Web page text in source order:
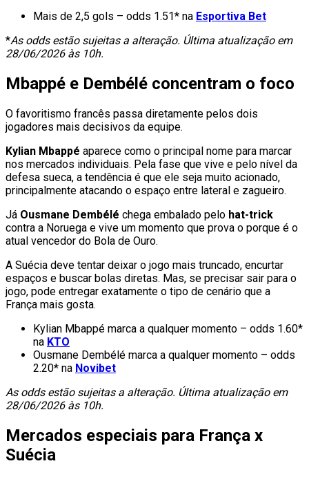
Mais de 2,5 gols – odds 1.51* na Esportiva Bet
*As odds estão sujeitas a alteração. Última atualização em
28/06/2026 às 10h.
Mbappé e Dembélé concentram o foco
O favoritismo francês passa diretamente pelos dois
jogadores mais decisivos da equipe.
Kylian Mbappé aparece como o principal nome para marcar
nos mercados individuais. Pela fase que vive e pelo nível da
defesa sueca, a tendência é que ele seja muito acionado,
principalmente atacando o espaço entre lateral e zagueiro.
Já Ousmane Dembélé chega embalado pelo hat-trick
contra a Noruega e vive um momento que prova o porque é o
atual vencedor do Bola de Ouro.
A Suécia deve tentar deixar o jogo mais truncado, encurtar
espaços e buscar bolas diretas. Mas, se precisar sair para o
jogo, pode entregar exatamente o tipo de cenário que a
França mais gosta.
Kylian Mbappé marca a qualquer momento – odds 1.60*
na KTO
Ousmane Dembélé marca a qualquer momento – odds
2.20* na Novibet
As odds estão sujeitas a alteração. Última atualização em
28/06/2026 às 10h.
Mercados especiais para França x
Suécia